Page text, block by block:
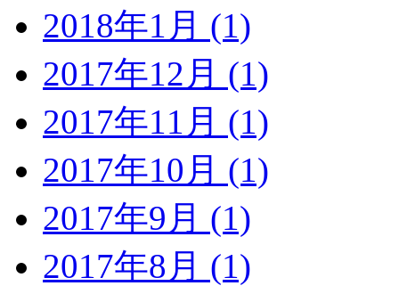
2018年1月 (1)
2017年12月 (1)
2017年11月 (1)
2017年10月 (1)
2017年9月 (1)
2017年8月 (1)